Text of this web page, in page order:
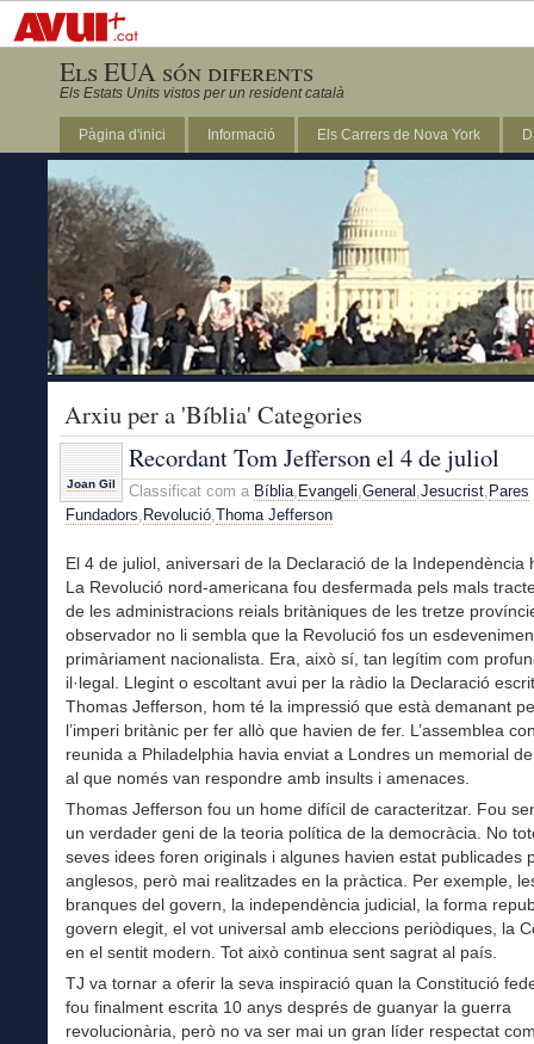
Els EUA són diferents
Els Estats Units vistos per un resident català
Pàgina d'inici Informació Els Carrers de Nova York
Arxiu per a 'Bíblia' Categories
Joan Gil
Recordant Tom Jefferson el 4 de juliol
Classificat com a Bíblia, Evangeli,General ,Jesucrist, Pares
Fundadors, Revolució,Thoma Jefferson
El 4 de juliol, aniversari de la Declaració de la Independència
La Revolució nord-americana fou desfermada pels mals
de les administracions reials britàniques de les tretze
observador no li sembla que la Revolució fos un
primàriament nacionalista. Era, això sí, tan legítim com
il·legal. Llegint o escoltant avui per la ràdio la Declaració
Thomas Jefferson, hom té la impressió que està demanant
l’imperi britànic per fer allò que havien de fer. L’assemblea
reunida a Philadelphia havia enviat a Londres un memorial
al que només van respondre amb insults i amenaces.
Thomas Jefferson fou un home difícil de caracteritzar. Fou
un verdader geni de la teoria política de la democràcia. No
seves idees foren originals i algunes havien estat publicades
anglesos, però mai realitzades en la pràctica. Per exemple,
branques del govern, la independència judicial, la forma
govern elegit, el vot universal amb eleccions periòdiques, la
en el sentit modern. Tot això continua sent sagrat al país.
TJ va tornar a oferir la seva inspiració quan la Constitució
fou finalment escrita 10 anys després de guanyar la guerra
revolucionària, però no va ser mai un gran líder respectat